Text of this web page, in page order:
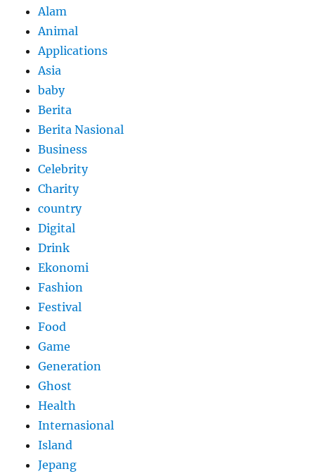
Alam
Animal
Applications
Asia
baby
Berita
Berita Nasional
Business
Celebrity
Charity
country
Digital
Drink
Ekonomi
Fashion
Festival
Food
Game
Generation
Ghost
Health
Internasional
Island
Jepang